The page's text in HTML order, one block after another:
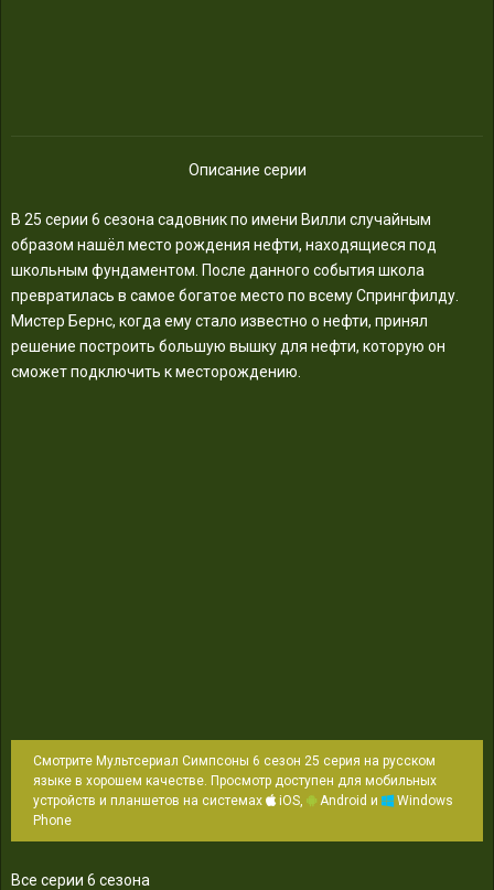
Описание серии
В 25 серии 6 сезона садовник по имени Вилли случайным
образом нашёл место рождения нефти, находящиеся под
школьным фундаментом. После данного события школа
превратилась в самое богатое место по всему Спрингфилду.
Мистер Бернс, когда ему стало известно о нефти, принял
решение построить большую вышку для нефти, которую он
сможет подключить к месторождению.
Смотрите Мультсериал Симпсоны 6 сезон 25 серия на русском
языке в хорошем качестве. Просмотр доступен для мобильных
устройств и планшетов на системах
iOS, Android и
Windows
Phone
Все серии 6 сезона